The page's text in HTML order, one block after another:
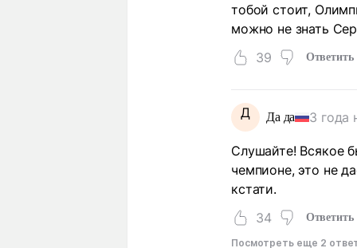
тобой стоит,
можно не знать
39
Ответить
Д Да да 3 года
Слушайте! Всякое
чемпионе, это не
кстати.
34
Ответить
Посмотреть еще 2